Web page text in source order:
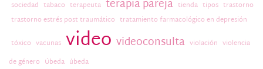
sociedad tabaco terapeuta terapia pareja tienda tipos trastorno
trastorno estrés post traumático tratamiento farmacológico en depresión
tóxico vacunas video videoconsulta violación violencia
de género Úbeda úbeda